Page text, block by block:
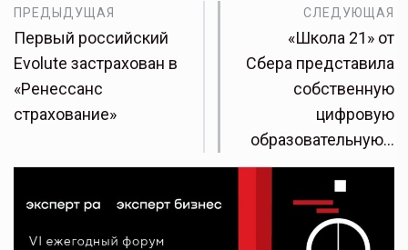
ПРЕДЫДУЩАЯ
Первый российский
Evolute застрахован в
«Ренессанс
страхование»
СЛЕДУЮЩАЯ
«Школа 21» от
Сбера представила
собственную
цифровую
образовательную…